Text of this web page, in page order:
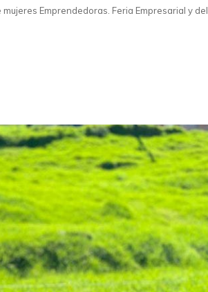
Emprendedoras. Feria Empresarial y del